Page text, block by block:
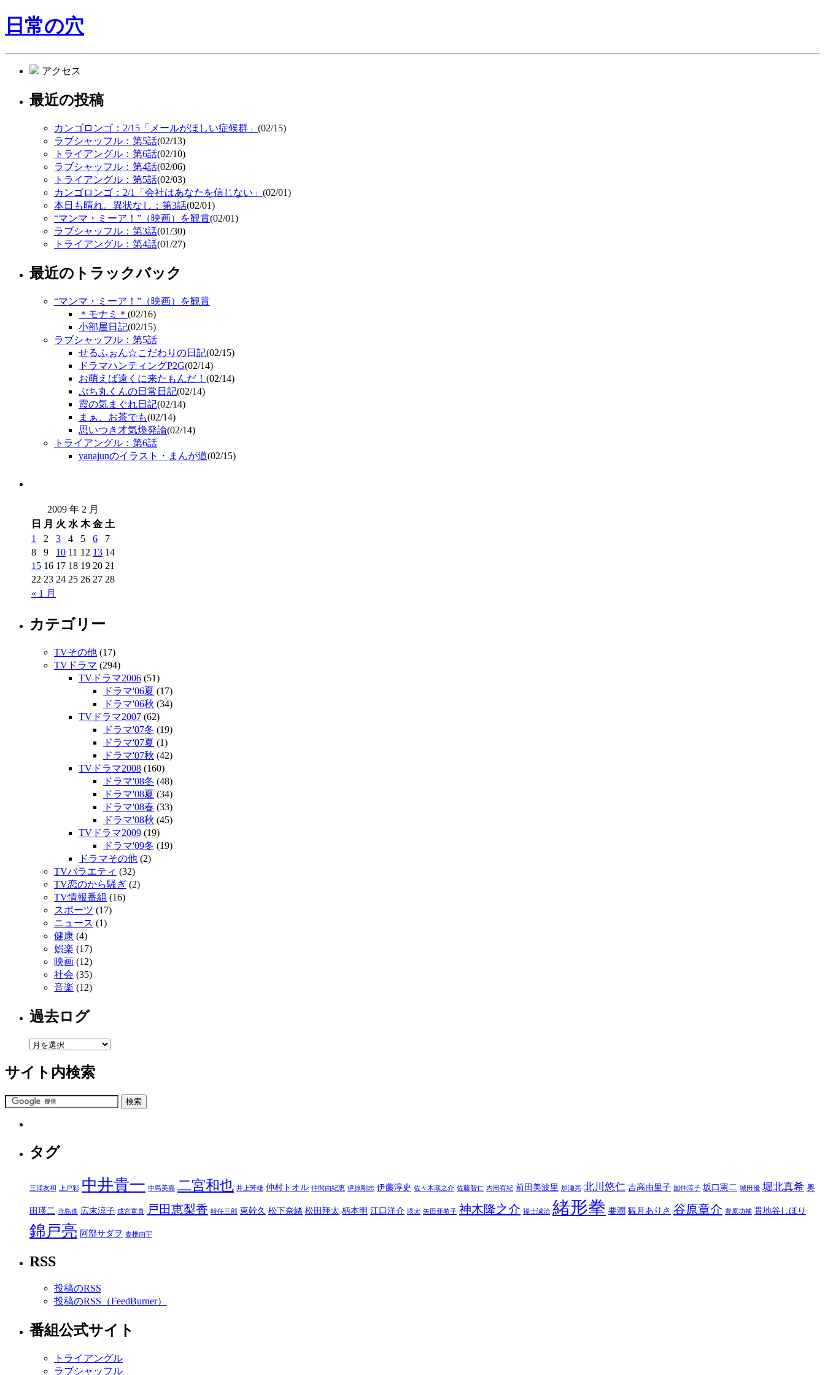
日常の穴
アクセス
最近の投稿
カンゴロンゴ：2/15「メールがほしい症候群」 (02/15)
ラブシャッフル：第5話(02/13)
トライアングル：第6話(02/10)
ラブシャッフル：第4話(02/06)
トライアングル：第5話(02/03)
カンゴロンゴ：2/1「会社はあなたを信じない」 (02/01)
本日も晴れ。異状なし：第3話(02/01)
“マンマ・ミーア！”（映画）を観賞(02/01)
ラブシャッフル：第3話(01/30)
トライアングル：第4話(01/27)
最近のトラックバック
“マンマ・ミーア！”（映画）を観賞
＊モナミ＊ (02/16)
小部屋日記(02/15)
ラブシャッフル：第5話
せるふぉん☆こだわりの日記(02/15)
ドラマハンティングP2G(02/14)
お萌えば遠くに来たもんだ！ (02/14)
ぷち丸くんの日常日記(02/14)
霞の気まぐれ日記(02/14)
まぁ、お茶でも(02/14)
思いつき才気煥発論(02/14)
トライアングル：第6話
yanajunのイラスト・まんが道(02/15)
2009 年 2 月
日
月 火 水 木 金 土
« 1 月
1 2 3 4 5 6
7
8
9 10 11 12 13 14
15 16 17 18 19 20 21
22 23 24 25 26 27 28
カテゴリー
TVその他 (17)
TVドラマ (294)
TVドラマ2006 (51)
ドラマ'06夏 (17)
ドラマ'06秋 (34)
TVドラマ2007 (62)
ドラマ'07冬 (19)
ドラマ'07夏 (1)
ドラマ'07秋 (42)
TVドラマ2008 (160)
ドラマ'08冬 (48)
ドラマ'08夏 (34)
ドラマ'08春 (33)
ドラマ'08秋 (45)
TVドラマ2009 (19)
ドラマ'09冬 (19)
ドラマその他 (2)
TVバラエティ (32)
TV恋のから騒ぎ (2)
TV情報番組 (16)
スポーツ (17)
ニュース (1)
健康 (4)
娯楽 (17)
映画 (12)
社会 (35)
音楽 (12)
過去ログ
サイト内検索
タグ
三浦友和 上戸彩 中井貴一 中島美嘉 二宮和也 井上芳雄 仲村トオル 仲間由紀恵 伊原剛志 伊藤淳史 佐々木蔵之介 佐藤智仁 内田有紀 前田美波里 加瀬亮 北川悠仁 吉高由里子 国仲涼子 坂口憲二 城田優 堀北真希 奥
田瑛二 寺島進 広末涼子 成宮寛貴 戸田恵梨香 時任三郎 東幹久 松下奈緒 松田翔太 柄本明 江口洋介 瑛太 矢田亜希子 神木隆之介 福士誠治 緒形拳 要潤 観月ありさ 谷原章介 豊原功補 貫地谷しほり
錦戸亮 阿部サダヲ 香椎由宇
RSS
投稿のRSS
投稿のRSS（FeedBurner）
番組公式サイト
トライアングル
ラブシャッフル